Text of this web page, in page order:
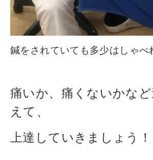
鍼をされていても多少はしゃべ
痛いか、痛くないかな
えて、
上達していきましょう